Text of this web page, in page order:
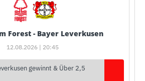
Forest - Bayer Leverkusen
12.08.2026 | 20:45
gewinnt & Über 2,5